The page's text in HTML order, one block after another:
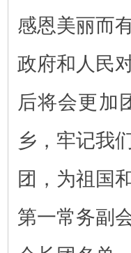
感恩美丽而
政府和人民
后将会更加
乡，牢记我
团，为祖国
第一常务副